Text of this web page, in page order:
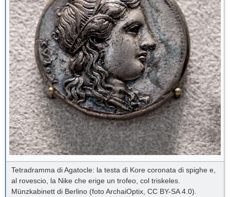
Tetradramma di Agatocle: la testa di Kore coronata di spighe e,
al rovescio, la Nike che erige un trofeo, col triskeles.
Münzkabinett di Berlino (foto ArchaiOptix, CC BY-SA 4.0).